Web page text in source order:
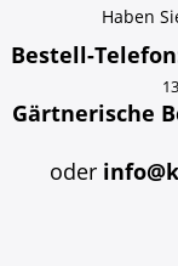
Haben
Bestell-
Gärtnerische
oder